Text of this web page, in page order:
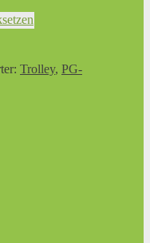
Trolley, PG-